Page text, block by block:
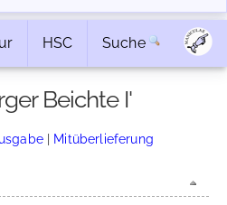
HSC Suche
Beichte I'
| Mitüberlieferung